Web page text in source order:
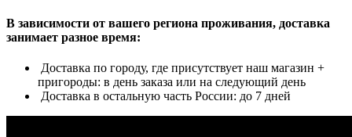
В зависимости от вашего региона проживания, доставка
занимает разное время:
Доставка по городу, где присутствует наш магазин +
пригороды: в день заказа или на следующий день
Доставка в остальную часть России: до 7 дней